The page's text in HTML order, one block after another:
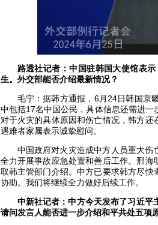
路透社记者：中国驻韩国大使馆表
生。外交部能否介绍最新情况？
毛宁：据韩方通报，6月24日韩国京
中包括17名中国公民，具体信息还需进一
对于火灾的具体原因和伤亡情况，韩方
遇难者家属表示诚挚慰问。
中国政府对火灾造成中方人员重大伤
全力开展事故应急处置和善后工作。邢
取韩主管部门介绍。中方已要求韩方尽
协助。我们将继续全力做好后续工作。
中新社记者：中方今天发布了习近平
请问发言人能否进一步介绍和平共处五项